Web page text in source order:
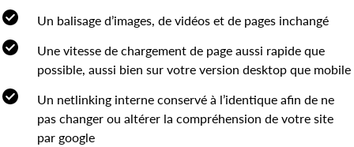
Un balisage d’images, de vidéos et de pages inchangé
Une vitesse de chargement de page aussi rapide que
possible, aussi bien sur votre version desktop que mobile
Un netlinking interne conservé à l’identique afin de ne
pas changer ou altérer la compréhension de votre site
par google